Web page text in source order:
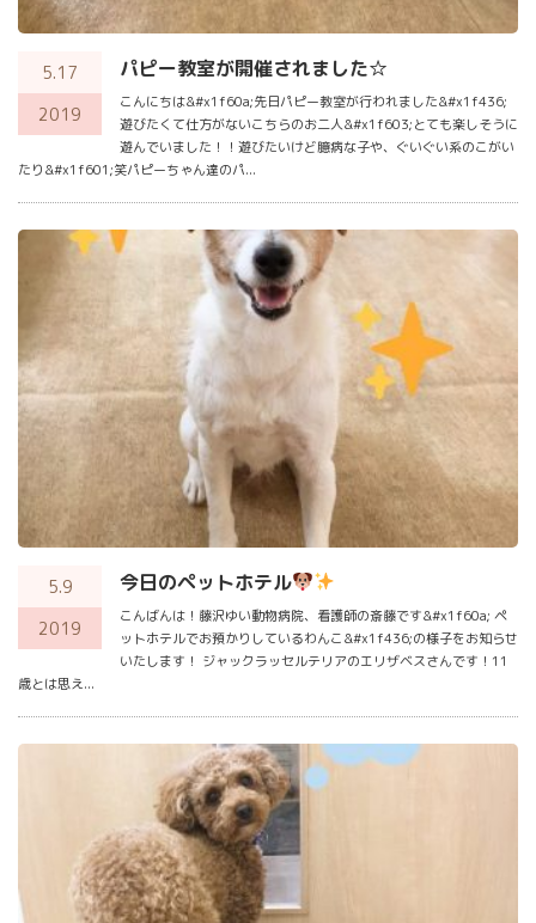
5.17
2019
パピー教室が開催されました☆
こんにちは&#x1f60a;先日パピー教室が行われました&#x1f436;
遊びたくて仕方がないこちらのお二人&#x1f603;とても楽しそうに
遊んでいました！！遊びたいけど臆病な子や、ぐいぐい系のこがい
たり&#x1f601;笑パピーちゃん達のパ...
5.9
2019
今日のペットホテル
こんばんは！藤沢ゆい動物病院、看護師の斎藤です&#x1f60a; ペ
ットホテルでお預かりしているわんこ&#x1f436;の様子をお知らせ
いたします！ ジャックラッセルテリアのエリザベスさんです！11
歳とは思え...